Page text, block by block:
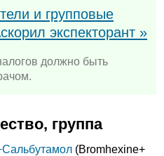
и групповые
экспекторант »
должно быть
группа
Сальбутамол (Bromhexine+